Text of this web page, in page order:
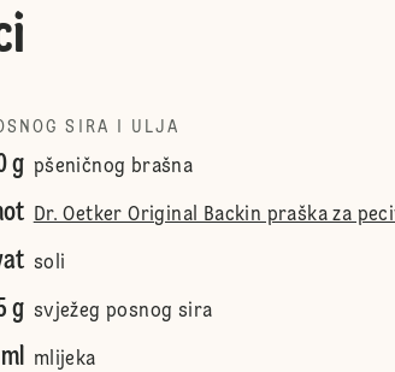
SIRA I ULJA
g pšeničnog brašna
Dr. Oetker Original Backin praška za
soli
g svježeg posnog sira
mlijeka